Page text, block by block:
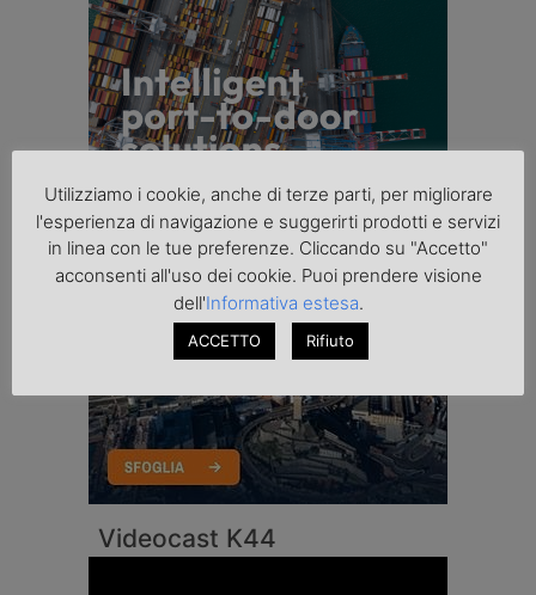
Videocast K44
Utilizziamo i cookie, anche di terze parti, per migliorare
l'esperienza di navigazione e suggerirti prodotti e servizi
in linea con le tue preferenze. Cliccando su "Accetto"
acconsenti all'uso dei cookie. Puoi prendere visione
dell'Informativa estesa.
ACCETTO Rifiuto